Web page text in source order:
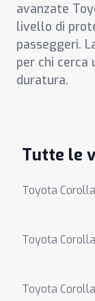
avanzate
livello di
passeggeri.
per chi cerca
duratura.
Tutte le
Toyota
Toyota
Toyota